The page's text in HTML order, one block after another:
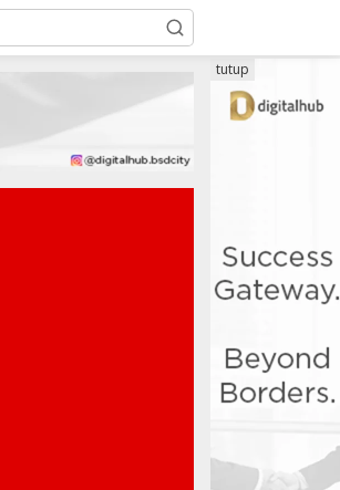
tutup